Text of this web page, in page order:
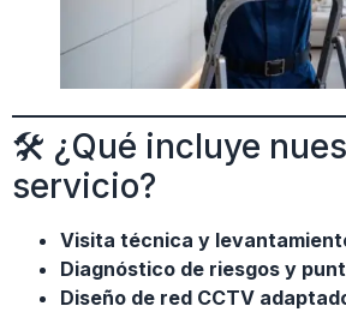
🛠 ¿Qué incluye
servicio?
Visita técnica y
Diagnóstico de riesgos y
Diseño de red CCTV